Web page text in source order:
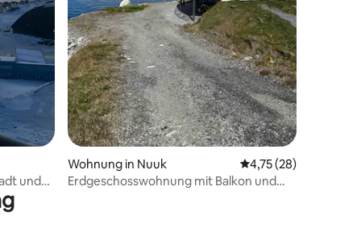
Bewertungen
und
Wohnung in Nuuk Durchschnittliche
4,75 (28)
Erdgeschosswohnung mit Balkon und